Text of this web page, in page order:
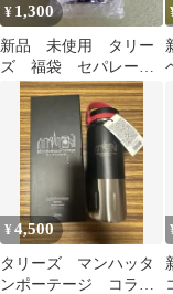
¥ 1,300
新品 未使用 タリー
ズ 福袋 セパレート
クリアボトル 目盛り付
き 500ml
¥4,500
タリーズ マンハッタ
ンポーテージ コラ